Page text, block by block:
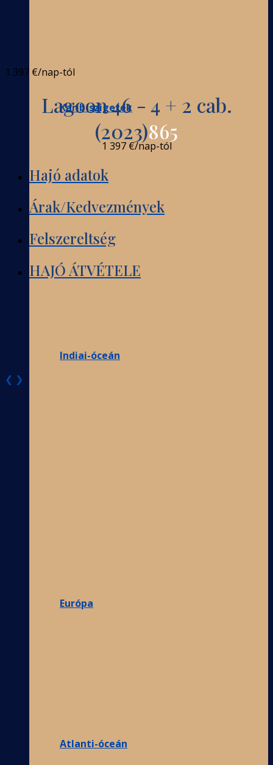
Karib-szigetek
Indiai-óceán
Európa
Atlanti-óceán
1 397 €/nap-tól
Lagoon 46 - 4 + 2 cab.
(2023)865
1 397 €/nap-tól
Hajó adatok
Árak/Kedvezmények
Felszereltség
HAJÓ ÁTVÉTELE
❮ ❯